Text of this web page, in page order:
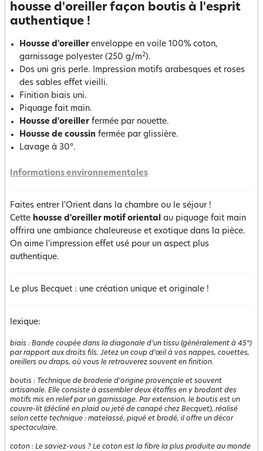
housse d'oreiller façon boutis à l'esprit
authentique !
Housse d'oreiller enveloppe en voile 100% coton,
garnissage polyester (250 g/m2).
Dos uni gris perle. Impression motifs arabesques et roses
des sables effet vieilli.
Finition biais uni.
Piquage fait main.
Housse d'oreiller fermée par nouette.
Housse de coussin fermée par glissière.
Lavage à 30°.
Informations environnementales
Faites entrer l'Orient dans la chambre ou le séjour !
Cette housse d'oreiller motif oriental au piquage fait main
offrira une ambiance chaleureuse et exotique dans la pièce.
On aime l'impression effet usé pour un aspect plus
authentique.
Le plus Becquet : une création unique et originale !
lexique:
biais : Bande coupée dans la diagonale d’un tissu (généralement à 45°)
par rapport aux droits fils. Jetez un coup d’œil à vos nappes, couettes,
oreillers ou draps, où vous le retrouverez souvent en finition.
boutis : Technique de broderie d'origine provençale et souvent
artisanale. Elle consiste à assembler deux étoffes en y brodant des
motifs mis en relief par un garnissage. Par extension, le boutis est un
couvre-lit (décliné en plaid ou jeté de canapé chez Becquet), réalisé
selon cette technique : matelassé, piqué et brodé, il offre un décor
spectaculaire.
coton : Le saviez-vous ? Le coton est la fibre la plus produite au monde